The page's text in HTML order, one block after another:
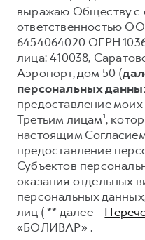
F7
от 2 899 000 ₽
POER
от 3 449 000 ₽
Страхование
Кредит
Для малого бизнеса
Корпоративным
Крупным
Система управления
Сервис для
HAVAL Лизинг
ПОДДЕРЖКА
GWM Безопасность
Гарантия HAVAL
Мобильное
Программа «HAVAL
Руководства по
Подписки
АКСЕССУАРЫ
Автомобильные
выражаю Обществу с
ответственностью
6454064020 ОГРН
лица: 410038,
Аэропорт, дом 50 (
персональных
предоставление
Третьим лицам¹,
настоящим
предоставление
Субъектов
оказания отдельных
персональных
лиц ( ** далее –
«БОЛИВАР» .